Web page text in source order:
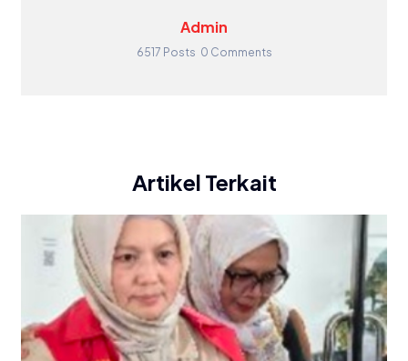
Admin
6517 Posts 0 Comments
Artikel Terkait